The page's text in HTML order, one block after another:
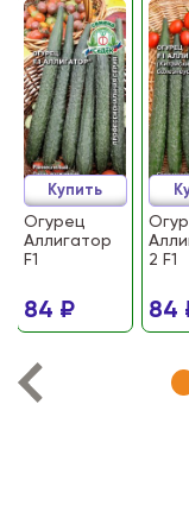
Огурец
Аллигатор
F1
84 ₽
Купить
2 F1
84